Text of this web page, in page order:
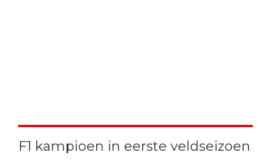
F1 kampioen in eerste veldseizoen